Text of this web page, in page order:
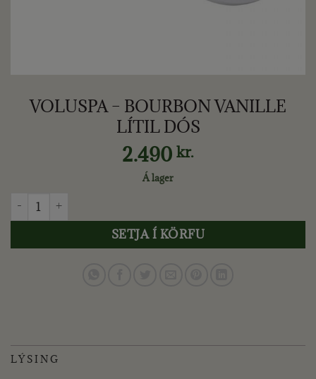
VOLUSPA – BOURBON VANILLE
LÍTIL DÓS
2.490 kr.
Á lager
VOLUSPA - BOURBON VANILLE LÍTIL DÓS quantity
SETJA Í KÖRFU
LÝSING